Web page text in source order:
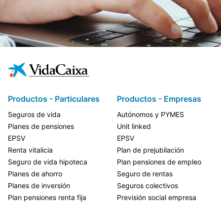
Productos - Particulares
Seguros de vida
Planes de pensiones
EPSV
Renta vitalicia
Seguro de vida hipoteca
Planes de ahorro
Planes de inversión
Plan pensiones renta fija
Productos - Empresas
Autónomos y PYMES
Unit linked
EPSV
Plan de prejubilación
Plan pensiones de empleo
Seguro de rentas
Seguros colectivos
Previsión social empresa